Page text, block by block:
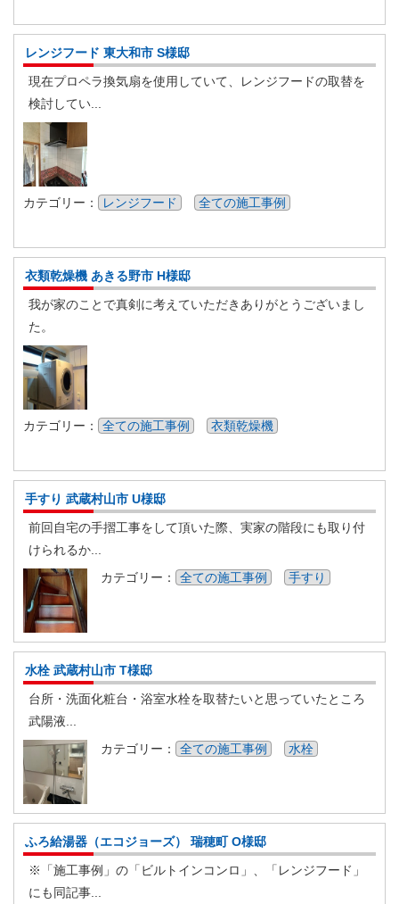
レンジフード 東大和市 S様邸
現在プロペラ換気扇を使用していて、レンジフードの取替を
検討してい...
カテゴリー： レンジフード 全ての施工事例
衣類乾燥機 あきる野市 H様邸
我が家のことで真剣に考えていただきありがとうございまし
た。
カテゴリー： 全ての施工事例 衣類乾燥機
手すり 武蔵村山市 U様邸
前回自宅の手摺工事をして頂いた際、実家の階段にも取り付
けられるか...
カテゴリー：
全ての施工事例 手すり
水栓 武蔵村山市 T様邸
台所・洗面化粧台・浴室水栓を取替たいと思っていたところ
武陽液...
カテゴリー：
全ての施工事例 水栓
ふろ給湯器（エコジョーズ） 瑞穂町 O様邸
※「施工事例」の「ビルトインコンロ」、「レンジフード」
にも同記事...